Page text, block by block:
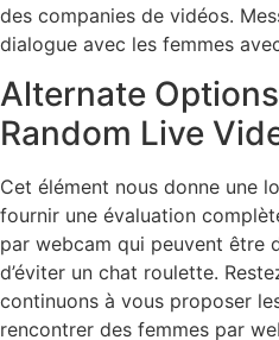
des companies de vidéos.
dialogue avec les femmes
Alternate
Random Live
Cet élément nous donne une
fournir une évaluation
par webcam qui peuvent être
d’éviter un chat roulette.
continuons à vous proposer
rencontrer des femmes par